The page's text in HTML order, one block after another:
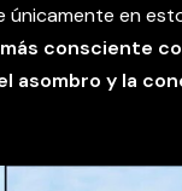
en
consciente
asombro y la